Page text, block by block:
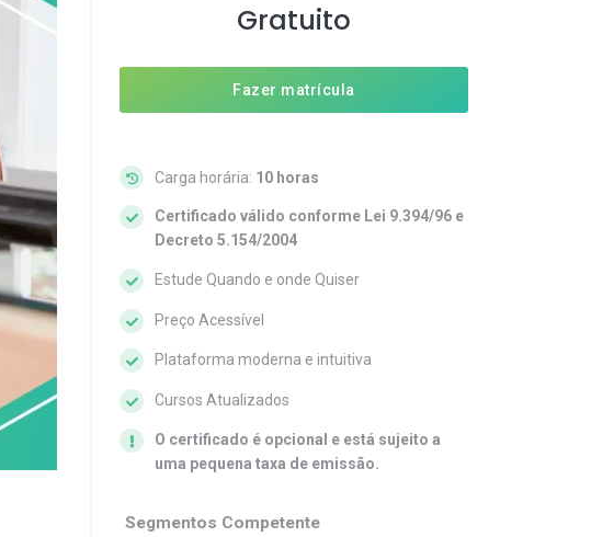
Gratuito
Fazer matrícula
Carga horária: 10 horas
Certificado válido conforme Lei 9.394/96 e
Decreto 5.154/2004
Estude Quando e onde Quiser
Preço Acessível
Plataforma moderna e intuitiva
Cursos Atualizados
O certificado é opcional e está sujeito a
uma pequena taxa de emissão.
Segmentos Competente